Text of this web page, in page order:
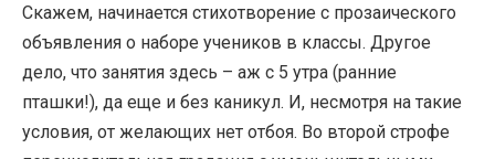
Скажем, начинается стихотворение с прозаического
объявления о наборе учеников в классы. Другое
дело, что занятия здесь – аж с 5 утра (ранние
пташки!), да еще и без каникул. И, несмотря на такие
условия, от желающих нет отбоя. Во второй строфе